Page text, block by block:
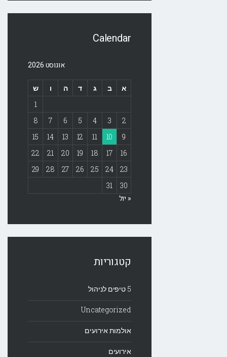
Calendar
אוגוסט 2026
א ב ג ד ה ו
ש
1
2
3
4
5
6
7
8
9
10
11
12
13
14
15
16
17
18
19
20
21
22
23
24
25
26
27
28
29
30
31
« יול
קטגוריות
5 טיפים לניהול
Uncategorized
אולמות אירועים
אירועים